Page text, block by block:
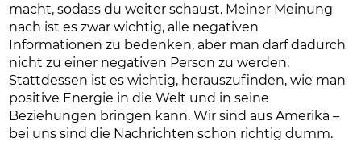
macht, sodass du weiter schaust. Meiner Meinung
nach ist es zwar wichtig, alle negativen
Informationen zu bedenken, aber man darf dadurch
nicht zu einer negativen Person zu werden.
Stattdessen ist es wichtig, herauszufinden, wie man
positive Energie in die Welt und in seine
Beziehungen bringen kann. Wir sind aus Amerika –
bei uns sind die Nachrichten schon richtig dumm.